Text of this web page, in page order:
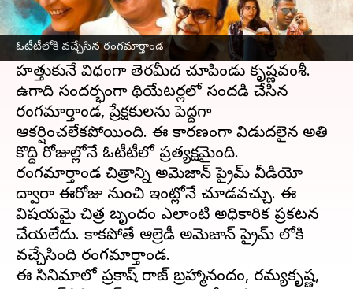
ఓటీటీలోకి వచ్చేసిన రంగమార్తాండ
చాలా రోజుల తర్వాతరంగమార్తాండసినిమాతో ప్రేక్షకుల
ముందుకు వచ్చాడు కృష్ణవంశీ. నటుడి జీవితంలో జరిగే
సంఘటనలను, ఎదుర్కొన్న అనుభవాలను గుండెకి
హత్తుకునే విధంగా తెరమీద చూపించాడు కృష్ణవంశీ.
ఉగాది సందర్భంగా థియేటర్లలో సందడి చేసిన
రంగమార్తాండ, ప్రేక్షకులను పెద్దగా
ఆకర్షించలేకపోయింది. ఈ కారణంగా విడుదలైన అతి
కొద్ది రోజుల్లోనే ఓటీటీలో ప్రత్యక్షమైంది.
రంగమార్తాండ చిత్రాన్ని అమెజాన్ ప్రైమ్ వీడియో
ద్వారా ఈరోజు నుంచి ఇంట్లోనే చూడవచ్చు. ఈ
విషయమై చిత్ర బృందం ఎలాంటి అధికారిక ప్రకటన
చేయలేదు. కాకపోతే ఆల్రెడీ అమెజాన్ ప్రైమ్ లోకి
వచ్చేసింది రంగమార్తాండ.
ఈ సినిమాలో ప్రకాష్ రాజ్ బ్రహ్మానందం, రమ్యకృష్ణ,